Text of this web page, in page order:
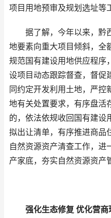
项目用地预审及规划选址等
据了解，今年以来，黔
地要素向重大项目倾斜，全
规范国有建设用地供应程序
设项目动态跟踪督查，督促
同约定开发利用土地，严控
地有关处置要求，有序盘活
的，依法依规收回国有建设
拟出让清单，有序推进商品
自然资源资产清查工作，进
产家底，夯实自然资源资产
强化生态修复 优化营商